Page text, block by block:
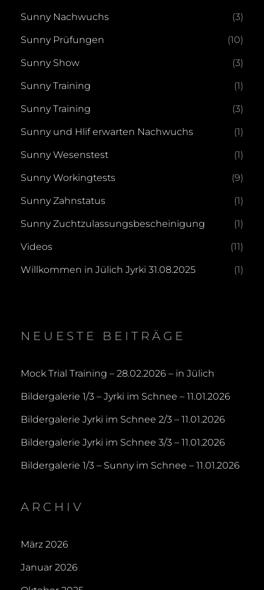
Sunny Nachwuchs (3)
Sunny Prüfungen (10)
Sunny Show (3)
Sunny Training (1)
Sunny Training (3)
Sunny und Hlif erwarten Nachwuchs (1)
Sunny Wesenstest (1)
Sunny Workingtests (9)
Sunny Zahnstatus (1)
Sunny Zuchtzulassungsbescheinigung (1)
Videos (11)
Willkommen in Jülich Jyrki 31.08.2025 (1)
NEUESTE BEITRÄGE
Mock Trial Training – 28.02.2026 – in Jülich
Bildergalerie 1/3 – Jyrki im Schnee – 11.01.2026
Bildergalerie Jyrki im Schnee 2/3 – 11.01.2026
Bildergalerie Jyrki im Schnee 3/3 – 11.01.2026
Bildergalerie 1/3 – Sunny im Schnee – 11.01.2026
ARCHIV
März 2026
Januar 2026